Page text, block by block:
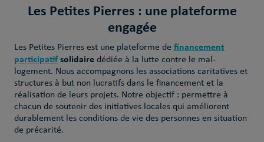
Les Petites Pierres : une plateforme
engagée
Les Petites Pierres est une plateforme de financement
participatifsolidairedédiée à la lutte contre le mal-
logement. Nous accompagnons les associations caritatives et
structures à but non lucratifs dans le financement et la
réalisation de leurs projets. Notre objectif : permettre à
chacun de soutenir des initiatives locales qui améliorent
durablement les conditions de vie des personnes en situation
de précarité.